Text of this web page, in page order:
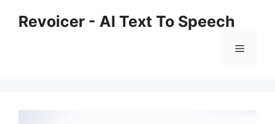
Revoicer - AI Text To Speech
Menu